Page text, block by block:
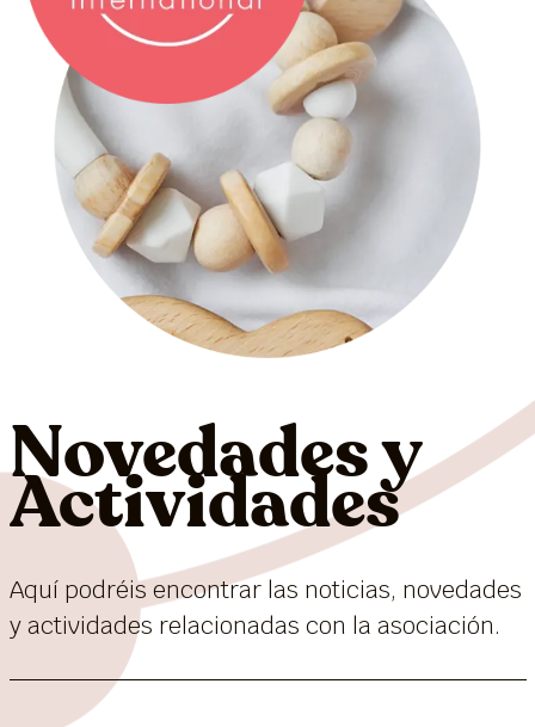
Novedades y
Actividades
Aquí podréis encontrar las noticias, novedades
y actividades relacionadas con la asociación.